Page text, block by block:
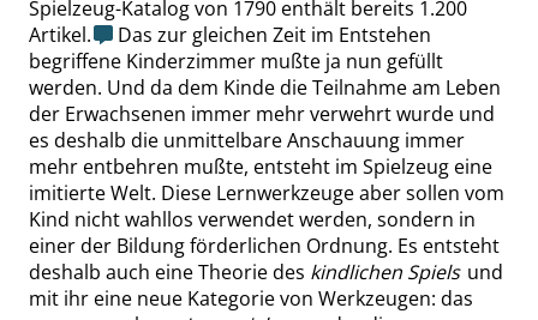
Spielzeug-Katalog von 1790 enthält bereits 1.200
Artikel.
Das zur gleichen Zeit im Entstehen
begriffene Kinderzimmer mußte ja nun gefüllt
werden. Und da dem Kinde die Teilnahme am Leben
der Erwachsenen immer mehr verwehrt wurde und
es deshalb die unmittelbare Anschauung immer
mehr entbehren mußte, entsteht im Spielzeug eine
imitierte Welt. Diese Lernwerkzeuge aber sollen vom
Kind nicht wahllos verwendet werden, sondern in
einer der Bildung förderlichen Ordnung. Es entsteht
deshalb auch eineTheorie des kindlichen Spiels und
mit ihr eine neue Kategorie von Werkzeugen: das